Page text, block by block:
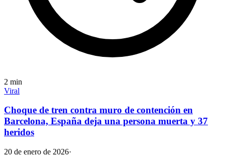
2 min
Viral
Choque de tren contra muro de contención en
Barcelona, España deja una persona muerta y 37
heridos
20 de enero de 2026·